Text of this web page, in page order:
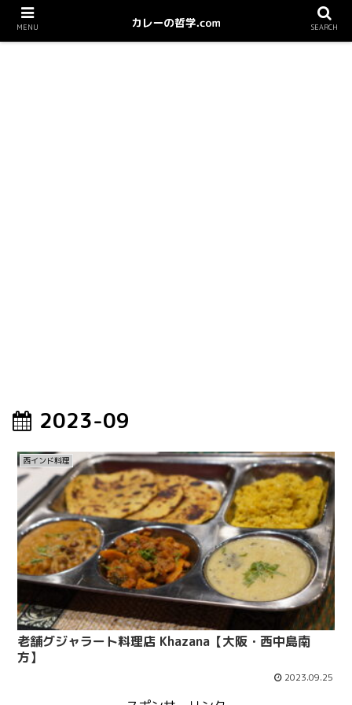
2023-09
西インド料理
老舗グジャラート料理店 Khazana【大阪・西中島南
方】
2023.09.25
MENU SEARCH